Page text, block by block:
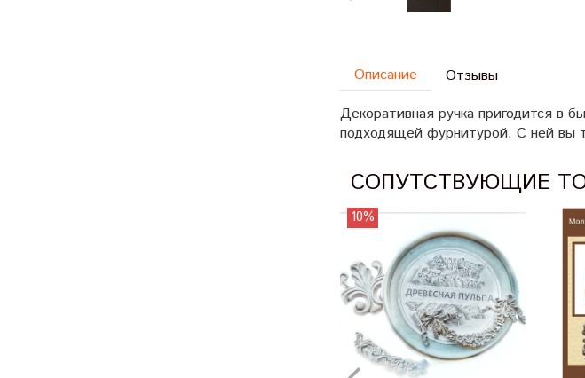
Описание
Декоративная ручка пригодится в
подходящей фурнитурой. С ней вы
Отзывы
СОПУТСТВУЮЩИЕ
10%